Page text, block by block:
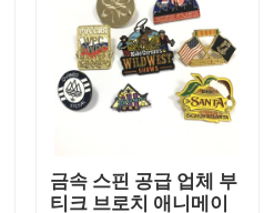
금속 스핀 공급 업체 부
티크 브로치 애니메이